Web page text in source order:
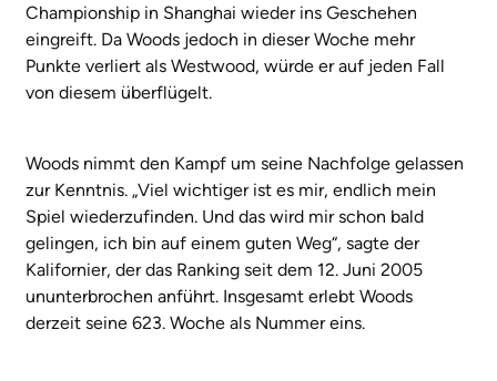
Championship in Shanghai wieder ins Geschehen
eingreift. Da Woods jedoch in dieser Woche mehr
Punkte verliert als Westwood, würde er auf jeden Fall
von diesem überflügelt.
Woods nimmt den Kampf um seine Nachfolge gelassen
zur Kenntnis. „Viel wichtiger ist es mir, endlich mein
Spiel wiederzufinden. Und das wird mir schon bald
gelingen, ich bin auf einem guten Weg“, sagte der
Kalifornier, der das Ranking seit dem 12. Juni 2005
ununterbrochen anführt. Insgesamt erlebt Woods
derzeit seine 623. Woche als Nummer eins.